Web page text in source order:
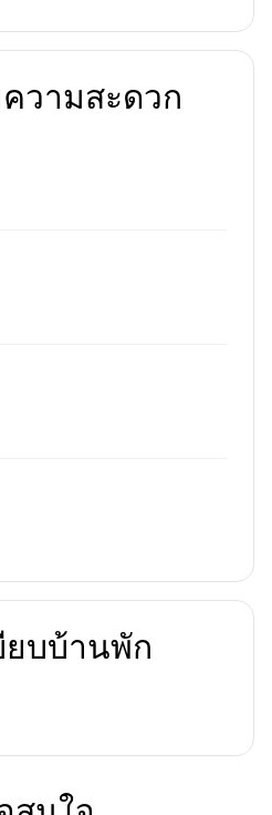
วามสะดวก
ยบบ้านพัก